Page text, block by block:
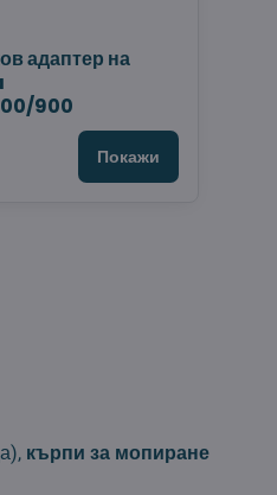
адаптер на
900
Покажи
кърпи за мопиране